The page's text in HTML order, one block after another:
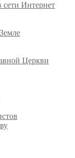
сети Интернет
Церкви